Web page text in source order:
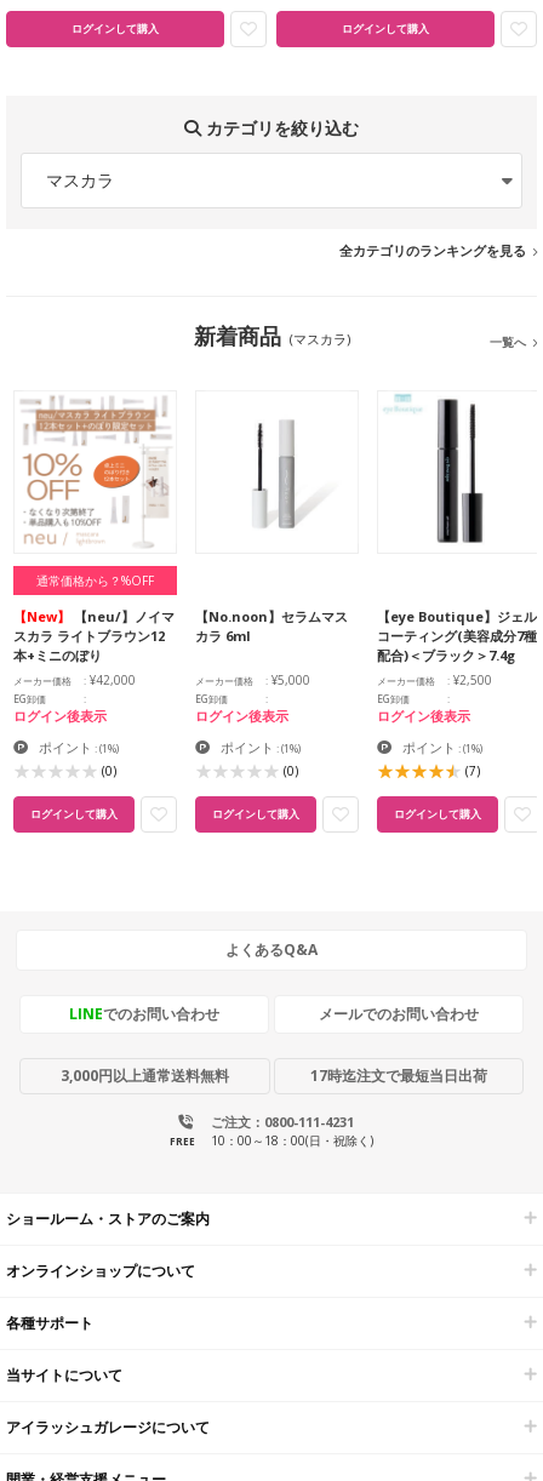
ログインして購入 ログインして購入
カテゴリを絞り込む
マスカラ
全カテゴリのランキングを見る
新着商品 (マスカラ) 一覧へ
通常価格から？%OFF
【New】
スカラ ライトブラウン12
本+ミニのぼり
メーカー価格 ¥42,000
EG卸価
ログイン後表示
ポイント :(1%)
(0)
ログインして購入
【No.noon】セラムマス
カラ 6ml
メーカー価格 ¥5,000
EG卸価
ログイン後表示
ポイント :(1%)
(0)
ログインして購入
【eye Boutique】ジェル
コーティング(美容成分7種
配合)＜ブラック＞7.4g
メーカー価格 ¥2,500
EG卸価
ログイン後表示
ポイント :(1%)
(7)
ログインして購入
よくあるQ&A
LINEでのお問い合わせ メールでのお問い合わせ
3,000円以上通常送料無料 17時迄注文で最短当日出荷
ご注文：0800-111-4231
FREE 10：00～18：00(日・祝除く)
ショールーム・ストアのご案内
オンラインショップについて
各種サポート
当サイトについて
アイラッシュガレージについて